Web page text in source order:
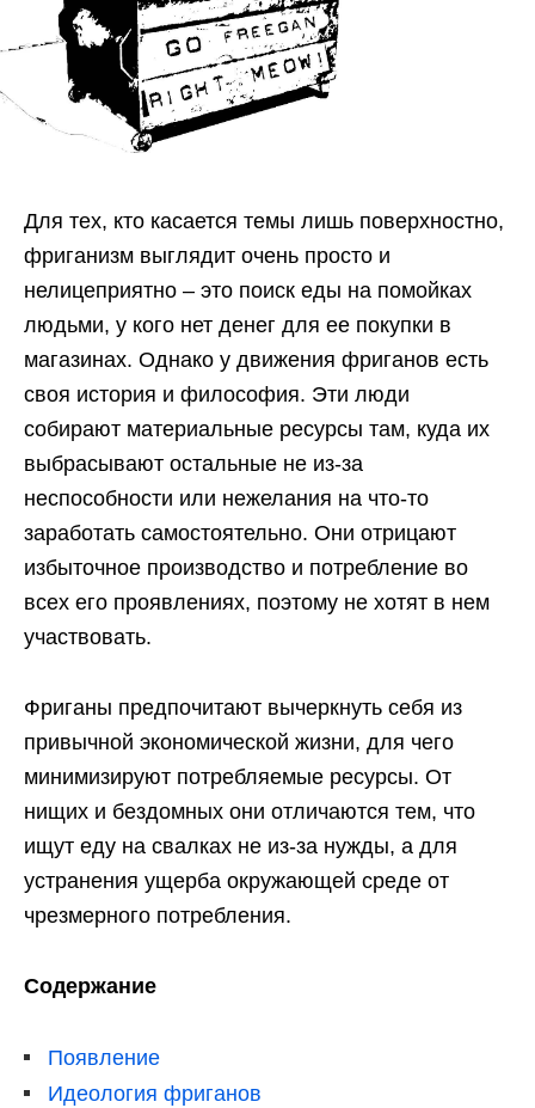
Для тех, кто касается темы лишь поверхностно,
фриганизм выглядит очень просто и
нелицеприятно – это поиск еды на помойках
людьми, у кого нет денег для ее покупки в
магазинах. Однако у движения фриганов есть
своя история и философия. Эти люди
собирают материальные ресурсы там, куда их
выбрасывают остальные не из-за
неспособности или нежелания на что-то
заработать самостоятельно. Они отрицают
избыточное производство и потребление во
всех его проявлениях, поэтому не хотят в нем
участвовать.
Фриганы предпочитают вычеркнуть себя из
привычной экономической жизни, для чего
минимизируют потребляемые ресурсы. От
нищих и бездомных они отличаются тем, что
ищут еду на свалках не из-за нужды, а для
устранения ущерба окружающей среде от
чрезмерного потребления.
Содержание
Появление
Идеология фриганов